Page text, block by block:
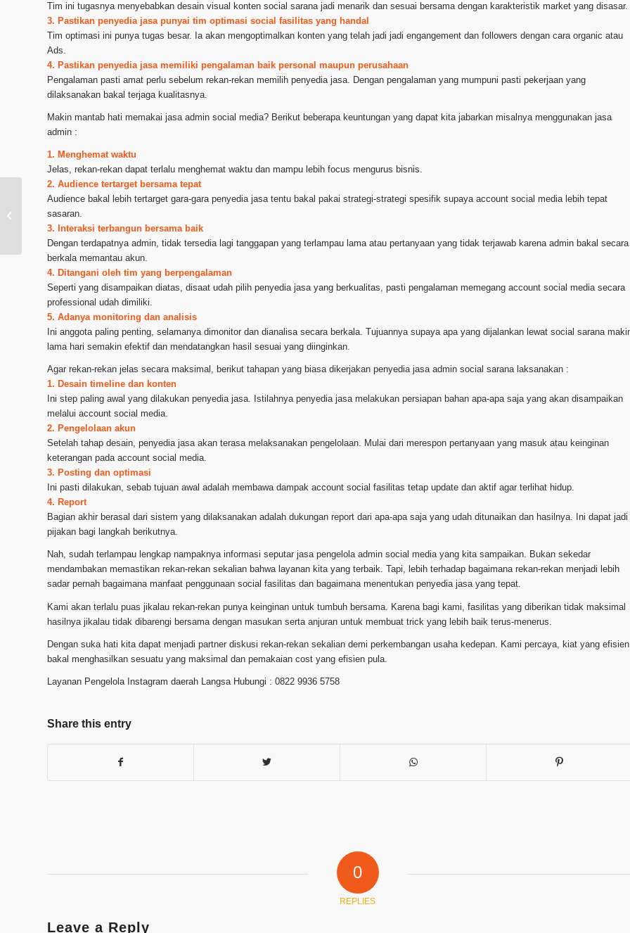
Tim ini tugasnya menyebabkan desain visual konten social sarana jadi menarik dan sesuai bersama dengan karakteristik market yang disasar.
3. Pastikan penyedia jasa punyai tim optimasi social fasilitas yang handal
Tim optimasi ini punya tugas besar. Ia akan mengoptimalkan konten yang telah jadi jadi engangement dan followers dengan cara organic atau
Ads.
4. Pastikan penyedia jasa memiliki pengalaman baik personal maupun perusahaan
Pengalaman pasti amat perlu sebelum rekan-rekan memilih penyedia jasa. Dengan pengalaman yang mumpuni pasti pekerjaan yang
dilaksanakan bakal terjaga kualitasnya.
Makin mantab hati memakai jasa admin social media? Berikut beberapa keuntungan yang dapat kita jabarkan misalnya menggunakan jasa
admin :
1. Menghemat waktu
Jelas, rekan-rekan dapat terlalu menghemat waktu dan mampu lebih focus mengurus bisnis.
2. Audience tertarget bersama tepat
Audience bakal lebih tertarget gara-gara penyedia jasa tentu bakal pakai strategi-strategi spesifik supaya account social media lebih tepat
sasaran.
3. Interaksi terbangun bersama baik
Dengan terdapatnya admin, tidak tersedia lagi tanggapan yang terlampau lama atau pertanyaan yang tidak terjawab karena admin bakal secara
berkala memantau akun.
4. Ditangani oleh tim yang berpengalaman
Seperti yang disampaikan diatas, disaat udah pilih penyedia jasa yang berkualitas, pasti pengalaman memegang account social media secara
professional udah dimiliki.
5. Adanya monitoring dan analisis
Ini anggota paling penting, selamanya dimonitor dan dianalisa secara berkala. Tujuannya supaya apa yang dijalankan lewat social sarana
lama hari semakin efektif dan mendatangkan hasil sesuai yang diinginkan.
Agar rekan-rekan jelas secara maksimal, berikut tahapan yang biasa dikerjakan penyedia jasa admin social sarana laksanakan :
1. Desain timeline dan konten
Ini step paling awal yang dilakukan penyedia jasa. Istilahnya penyedia jasa melakukan persiapan bahan apa-apa saja yang akan disampaikan
melalui account social media.
2. Pengelolaan akun
Setelah tahap desain, penyedia jasa akan terasa melaksanakan pengelolaan. Mulai dari merespon pertanyaan yang masuk atau keinginan
keterangan pada account social media.
3. Posting dan optimasi
Ini pasti dilakukan, sebab tujuan awal adalah membawa dampak account social fasilitas tetap update dan aktif agar terlihat hidup.
4. Report
Bagian akhir berasal dari sistem yang dilaksanakan adalah dukungan report dari apa-apa saja yang udah ditunaikan dan hasilnya. Ini dapat jadi
pijakan bagi langkah berikutnya.
Nah, sudah terlampau lengkap nampaknya informasi seputar jasa pengelola admin social media yang kita sampaikan. Bukan sekedar
mendambakan memastikan rekan-rekan sekalian bahwa layanan kita yang terbaik. Tapi, lebih terhadap bagaimana rekan-rekan menjadi lebih
sadar pernah bagaimana manfaat penggunaan social fasilitas dan bagaimana menentukan penyedia jasa yang tepat.
Kami akan terlalu puas jikalau rekan-rekan punya keinginan untuk tumbuh bersama. Karena bagi kami, fasilitas yang diberikan tidak maksimal
hasilnya jikalau tidak dibarengi bersama dengan masukan serta anjuran untuk membuat trick yang lebih baik terus-menerus.
Dengan suka hati kita dapat menjadi partner diskusi rekan-rekan sekalian demi perkembangan usaha kedepan. Kami percaya, kiat yang efisien
bakal menghasilkan sesuatu yang maksimal dan pemakaian cost yang efisien pula.
Layanan Pengelola Instagram daerah Langsa Hubungi : 0822 9936 5758
Share this entry
0
REPLIES
Leave a Reply
Jasa Urus Social Media daerah Tegal